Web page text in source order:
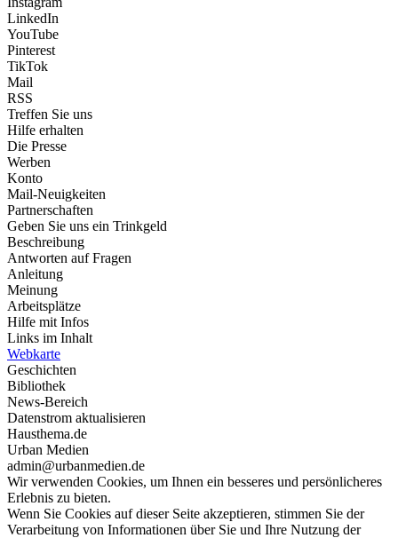
LinkedIn
YouTube
Pinterest
TikTok
Mail
RSS
Treffen Sie uns
Hilfe erhalten
Die Presse
Werben
Konto
Mail-Neuigkeiten
Partnerschaften
Geben Sie uns ein Trinkgeld
Beschreibung
Antworten auf Fragen
Anleitung
Meinung
Arbeitsplätze
Hilfe mit Infos
Links im Inhalt
Webkarte
Geschichten
Bibliothek
News-Bereich
Datenstrom aktualisieren
Hausthema.de
Urban Medien
admin@urbanmedien.de
Wir verwenden Cookies, um Ihnen ein besseres und persönlicheres
Erlebnis zu bieten.
Wenn Sie Cookies auf dieser Seite akzeptieren, stimmen Sie der
Verarbeitung von Informationen über Sie und Ihre Nutzung der